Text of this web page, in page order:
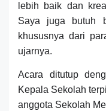
lebih baik dan
Saya juga butuh
khususnya dari
ujarnya.
Acara ditutup
Kepala Sekolah
anggota Sekolah